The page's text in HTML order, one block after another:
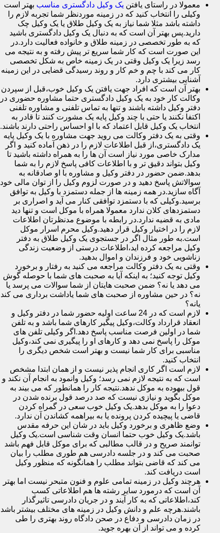
معمولا در راستای یافتن یک وکیل دادگستری مناسب بهتر است
وکیلی را انتخاب کنید که در زمینه موردنظر شما تجربه لازم را
داشته باشد مثلا شما نیاز به یک وکیل طلاق یا یک وکیل چک
دارید.پس بهتر آن است که به دنبال یک وکیل دادگستری باشید
که به طور تخصصی در زمینه طلاق و خانواده فعالیت دارد.در
این صورت است که کار شما سریع تر پیش رفته و به نتیجه می
رسد زیرا یک وکیل وقتی در یک زمینه خاص به شکل تخصصی
کار می کند با چم و خم کار و روند رسیدگی قضایی در این زمینه
آشنایی بیشتری دارد.
بهتر آن است که افراد جهت یافتن یک وکیل خوب،قبل از سپردن
وکالت کار خود به یک وکیل دادگستری حتما مشاوره حضوری در
دفتر وکیل داشته باشند و تنها به تماس تلفنی و مشاوره تلفنی
اکتفا نکنند یا حتی با چند وکیل پایه یک مشورت کنند تا قادر به
انتخاب یک وکیل قابل اعتماد که با او احساس راحتی دارند باشند.
وقتی به یک دفتر وکالت می روید جهت مشاوره با یک وکیل پایه
یک دادگستری،از قبل اطلاعات لازم را در ذهن آماده کنید و اگر
مدارک خاصی مورد نیاز است آن ها را به همراه داشته باشید تا
وکیل بتواند دقیق تر و با اطلاعات کافی پاسخ لازم را به شما
بدهد.ضمن حضور در دفتر وکیل و مشاوره با او صادقانه به
سوالاتش پاسخ دهید و در صورت لزوم وکیل را از توان مالی خود
آگاه سازید.در همه زمینه ها از جمله دستمزد با وکیل به توافق
برسید.وکیلی که با دستمزد توافقی کنار می آید و اصراری بر
دستمزدهای کلان ندارد معمولا همراه با موکل است و تنها دید
مادی به قضیه ندارد.در رابطه با موضوع مدنظرتان اطلاعات
لازم را در اختیار وکیل قرار دهید.وکیل محرم اسرار موکل
است.به طور مثال اگر در جستجوی یک وکیل طلاق به دفتر
وکیل مراجعه کرده اید،اطلاعات درستی از وضعیت زندگی
زناشویی خود و فرزندان و اموال بدهید.
وقتی به یک دفتر وکالت مراجعه می کنید به رفتار و برخورد
وکیل توجه کنید؛ به اینکه آیا به صحبت های شما با حوصله گوش
می دهد یا نه؟ ضمن صحبت هایتان از شما سوالات می پرسد یا
نه؟ در حین مشاوره از صحبت های شما یاداشت برداری می کند
یانه؟
لازم است که در 24 ساعت اولیه حضور شما در دفتر وکیل و
انعقاد قرارداد وکالت،وکیل پیگیر کارهای شما باشد و به تلفن
شما در اولین فرصت مناسب پاسخ دهد.اگر وکیلی تلفن های
موکل را پاسخ نمی دهد و کارهای او را پیگیری نمی کند،وکیل
مناسبی برای کار شما نیست و بهتر است شخص دیگری را
انتخاب کنید.
لازم است اگر کاری انجام پذیر نیست و از همان ابتدا مشخص
است که به نتیجه لازم نمی رسد؛ وکیل وانمود به انجام آن نکند و
قول بیهوده به موکل ندهد.نتیجه کار را همانطور که می بیند به
موکل بگوید و نیازی نیست که صد درصد قول برنده شدن در
دعوا را به موکل بدهد.یک وکیل خوب سعی در گمراه کردن
قاضی یا پیچیده کردن پرونده یا به بیراهمه کشاندن آن ندارد.
وضع ظاهری و برخورد وکیل باید در شان این حرفه مقدس
باشد.یک وکیل خوب حتما انسان وقت شناسی است.یک وکیل
توانمند صریح و در قالب مطالبی که برای موکل قابل فهم باشد
صحبت می کند و در جلسه دادرسی هم طوری مطلب را بیان
می کند که قاضی بتواند مطلب را همانگونه که منظور وکیل
است دریافت کند.
هرچند وکیل در زمینه تمامی علوم و فنون متبحر نیست اما بهتر
آن است که درمورد سایر رشته ها هم اطلاعاتی کسب
کند،اطلاعاتی که به کار آیند و در جریان دادرسی تاثیرگذار
باشند.هرچه علم و دانش وکیل در زمینه های مختلف بیشتر باشد
در زمان دادرسی و دفاع در صحن دادگاه روند بهتری را طی
کرده و می تواند از آن بهره جوید.